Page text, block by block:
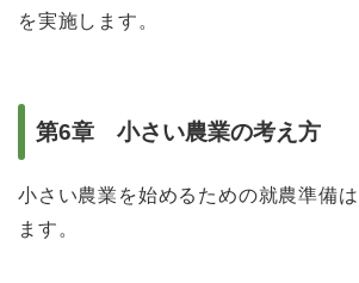
を実施します。
第6章 小さい農業の考え方
小さい農業を始めるための就農準備
ます。